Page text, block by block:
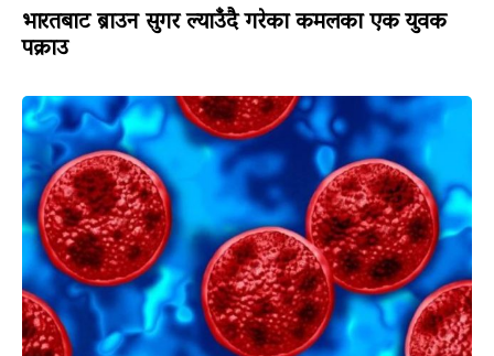
भारतबाट ब्राउन सुगर ल्याउँदै गरेका कमलका एक युवक
पक्राउ